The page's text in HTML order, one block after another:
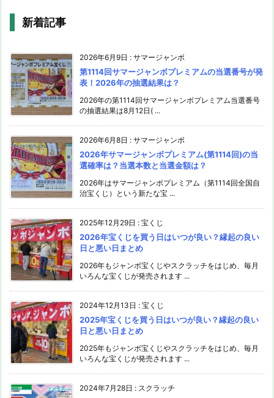
新着記事
2026年6月9日 : サマージャンボ
第1114回サマージャンボプレミアムの当選番号が発
表！2026年の抽選結果は？
2026年の第1114回サマージャンボプレミアム当選番号
の抽選結果は8月12日( ...
2026年6月8日 : サマージャンボ
2026年サマージャンボプレミアム(第1114回)の当
選確率は？当選本数と当選金額は？
2026年はサマージャンボプレミアム（第1114回全国自
治宝くじ）という新たな宝 ...
2025年12月29日 : 宝くじ
2026年宝くじを買う日はいつが良い？縁起の良い
日と悪い日まとめ
2026年もジャンボ宝くじやスクラッチをはじめ、毎月
いろんな宝くじが発売されます ...
2024年12月13日 : 宝くじ
2025年宝くじを買う日はいつが良い？縁起の良い
日と悪い日まとめ
2025年もジャンボ宝くじやスクラッチをはじめ、毎月
いろんな宝くじが発売されます ...
2024年7月28日 : スクラッチ